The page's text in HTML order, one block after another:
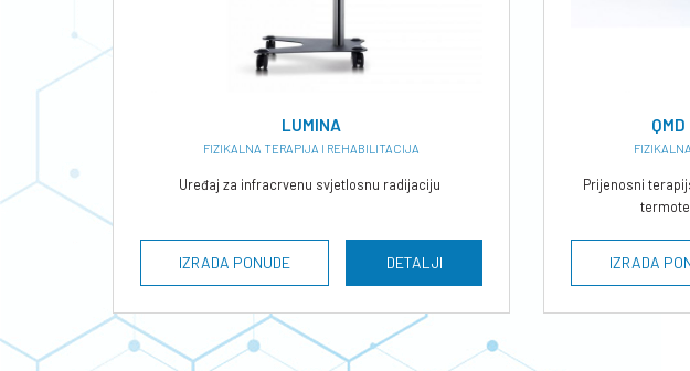
LUMINA
FIZIKALNA TERAPIJA I REHABILITACIJA
Uređaj za infracrvenu svjetlosnu radijaciju
IZRADA PONUDE DETALJI
Prijenosni
IZRADA